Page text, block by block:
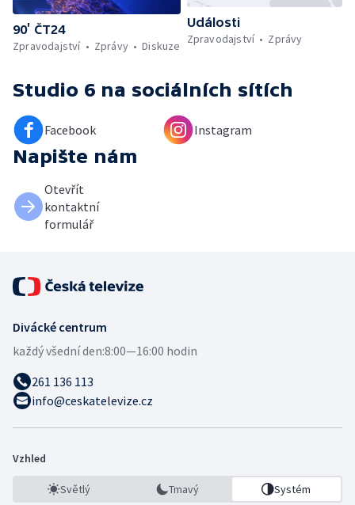
90’ ČT24
Zpravodajství
Zprávy Diskuze
Události
Zpravodajství
Zprávy
Studio 6 na sociálních sítích
Facebook Instagram
Napište nám
Otevřít
kontaktní
formulář
Divácké centrum
každý všední den:8:00—16:00 hodin
261 136 113
info@ceskatelevize.cz
Vzhled
Světlý Tmavý Systém